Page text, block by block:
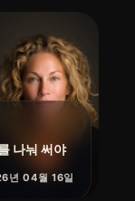
나눠 써야
년 04월 16일